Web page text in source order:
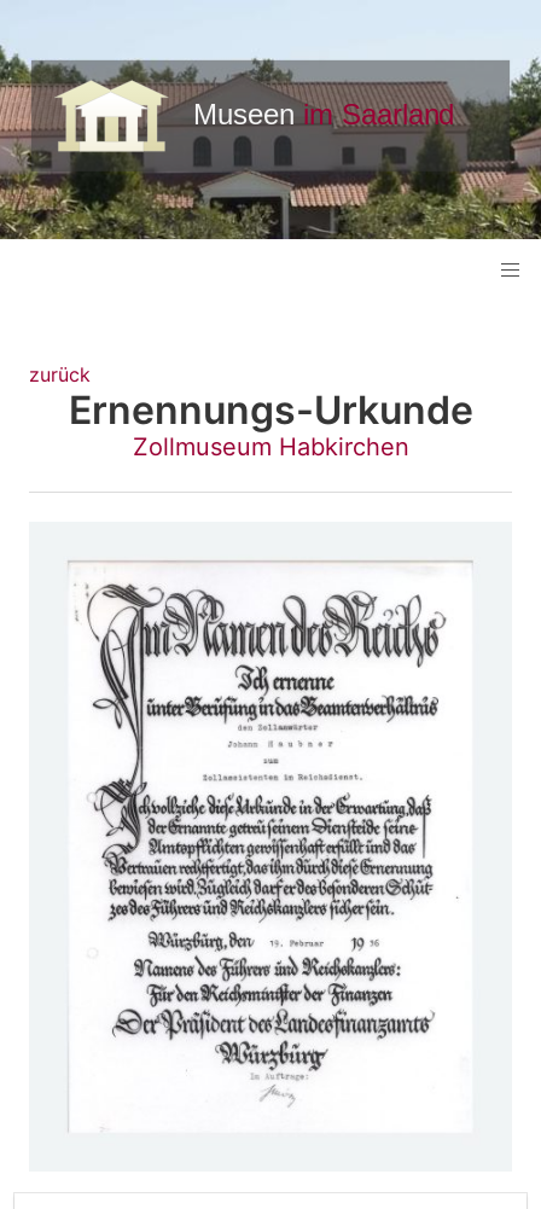
zurück
Ernennungs-Urkunde
Zollmuseum Habkirchen